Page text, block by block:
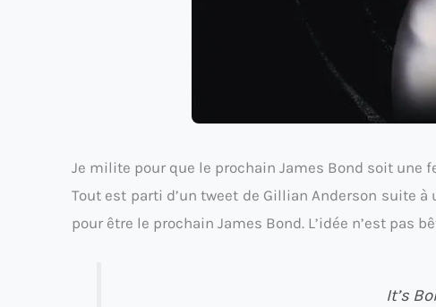
Je milite pour que le prochain James Bond soit une
Tout est parti d’un tweet de Gillian Anderson suite
pour être le prochain James Bond. L’idée n’est pas
It’s